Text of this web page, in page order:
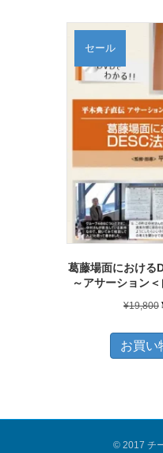
セール
葛藤場面における
～アサーション
¥19,800
お買い
© 2017 チ